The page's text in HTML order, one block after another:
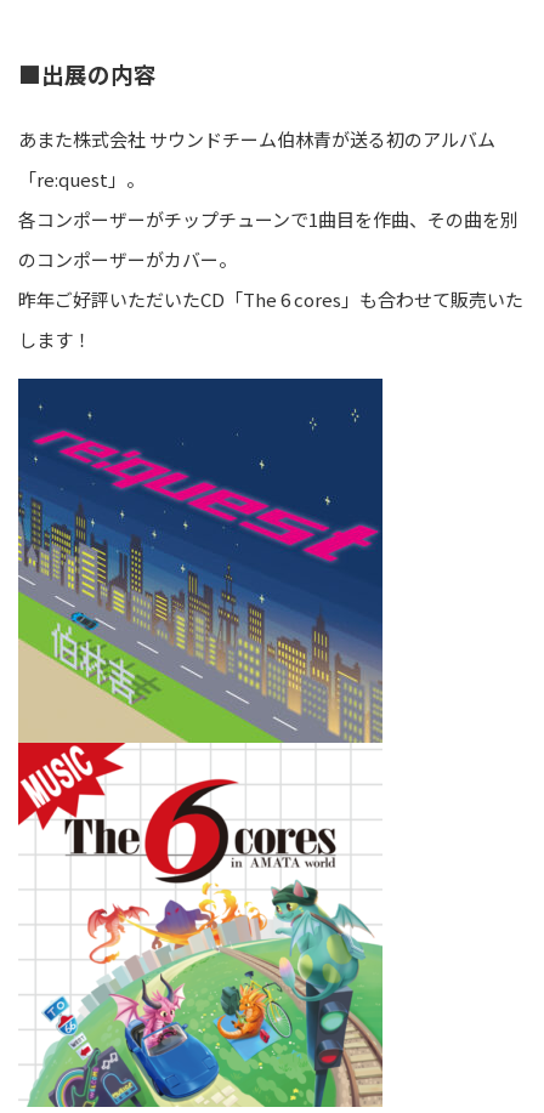
■出展の内容
あまた株式会社 サウンドチーム伯林青が送る初のアルバム
「re:quest」。
各コンポーザーがチップチューンで1曲目を作曲、その曲を別
のコンポーザーがカバー。
昨年ご好評いただいたCD「The 6 cores」も合わせて販売いた
します！